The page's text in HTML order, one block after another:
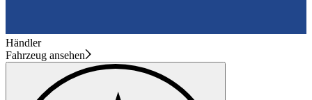
Händler
Fahrzeug ansehen